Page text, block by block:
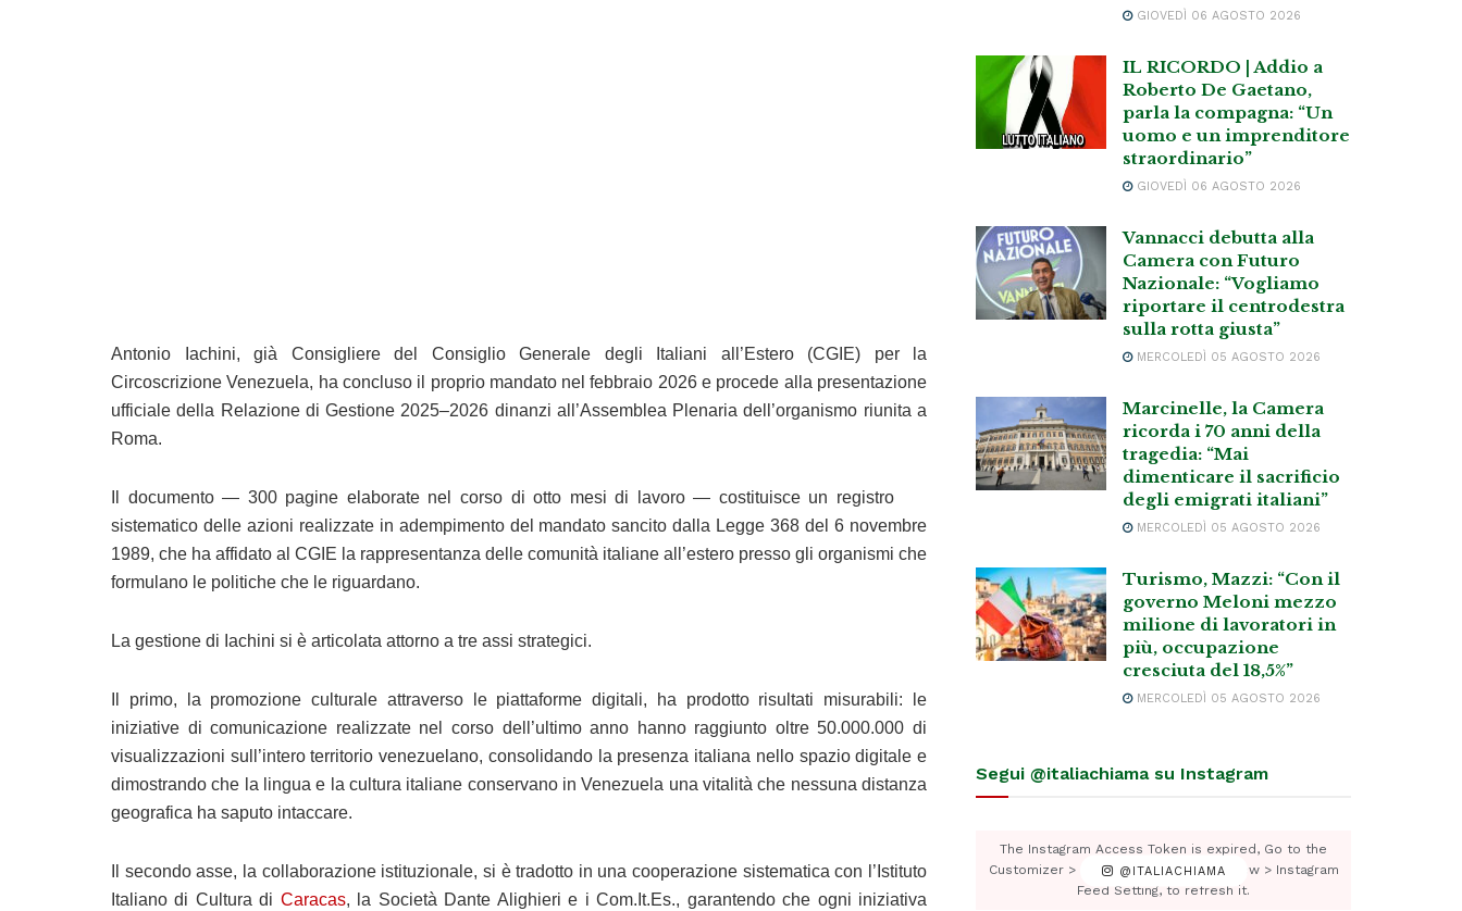
Antonio Iachini, già Consigliere del Consiglio Generale degli Italiani all’Estero (CGIE) per la
Circoscrizione Venezuela, ha concluso il proprio mandato nel febbraio 2026 e procede alla presentazione
ufficiale della Relazione di Gestione 2025–2026 dinanzi all’Assemblea Plenaria dell’organismo riunita a
Roma.
Il documento — 300 pagine elaborate nel corso di otto mesi di lavoro — costituisce un registro
sistematico delle azioni realizzate in adempimento del mandato sancito dalla Legge 368 del 6 novembre
1989, che ha affidato al CGIE la rappresentanza delle comunità italiane all’estero presso gli organismi che
formulano le politiche che le riguardano.
La gestione di Iachini si è articolata attorno a tre assi strategici.
Il primo, la promozione culturale attraverso le piattaforme digitali, ha prodotto risultati misurabili: le
iniziative di comunicazione realizzate nel corso dell’ultimo anno hanno raggiunto oltre 50.000.000 di
visualizzazioni sull’intero territorio venezuelano, consolidando la presenza italiana nello spazio digitale e
dimostrando che la lingua e la cultura italiane conservano in Venezuela una vitalità che nessuna distanza
geografica ha saputo intaccare.
Il secondo asse, la collaborazione istituzionale, si è tradotto in una cooperazione sistematica con l’Istituto
Italiano di Cultura di Caracas, la Società Dante Alighieri e i Com.It.Es., garantendo che ogni iniziativa
GIOVEDÌ 06 AGOSTO 2026
IL RICORDO | Addio a
Roberto De Gaetano,
parla la compagna: “Un
uomo e un imprenditore
straordinario”
GIOVEDÌ 06 AGOSTO 2026
Vannacci debutta alla
Camera con Futuro
Nazionale: “Vogliamo
riportare il centrodestra
sulla rotta giusta”
MERCOLEDÌ 05 AGOSTO 2026
Marcinelle, la Camera
ricorda i 70 anni della
tragedia: “Mai
dimenticare il sacrificio
degli emigrati italiani”
MERCOLEDÌ 05 AGOSTO 2026
Turismo, Mazzi: “Con il
governo Meloni mezzo
milione di lavoratori in
più, occupazione
cresciuta del 18,5%”
MERCOLEDÌ 05 AGOSTO 2026
Segui @italiachiama su Instagram
@ITALIACHIAMA
The Instagram Access Token is expired, Go to the
Customizer > JNews : Social, Like & View > Instagram
Feed Setting, to refresh it.